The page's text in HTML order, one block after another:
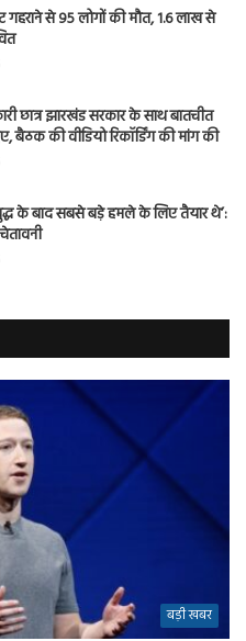
से 95 लोगों की मौत, 1.6 लाख से
छात्र झारखंड सरकार के साथ बातचीत
बैठक की वीडियो रिकॉर्डिंग की मांग की
युद्ध के बाद सबसे बड़े हमले के लिए तैयार थे’:
बड़ी खबर